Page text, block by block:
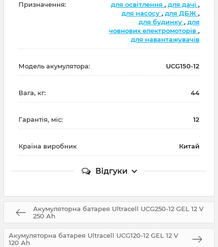
Призначення: для освітлення , для дачі ,
для насосу , для ДБЖ ,
для будинку , для
човнових електромоторів ,
для навантажувачів
Модель акумулятора: UCG150-12
Вага, кг: 44
Гарантія, міс: 12
Країна виробник Китай
Відгуки
Акумуляторна батарея Ultracell UCG250-12 GEL 12 V
250 Ah
Акумуляторна батарея Ultracell UCG120-12 GEL 12 V
120 Ah